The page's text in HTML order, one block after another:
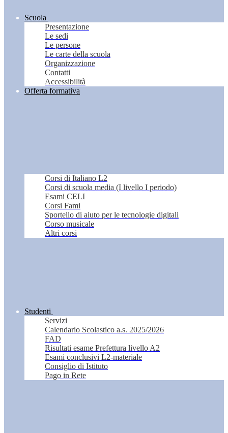
Scuola
Presentazione
Le sedi
Le persone
Le carte della scuola
Organizzazione
Contatti
Accessibilità
Offerta formativa
Corsi di Italiano L2
Corsi di scuola media (I livello I periodo)
Esami CELI
Corsi Fami
Sportello di aiuto per le tecnologie digitali
Corso musicale
Altri corsi
Studenti
Servizi
Calendario Scolastico a.s. 2025/2026
FAD
Risultati esame Prefettura livello A2
Esami conclusivi L2-materiale
Consiglio di Istituto
Pago in Rete